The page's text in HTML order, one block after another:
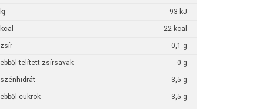
kj 93 kJ
kcal 22 kcal
zsír 0,1 g
ebből telített zsírsavak 0 g
szénhidrát 3,5 g
ebből cukrok 3,5 g